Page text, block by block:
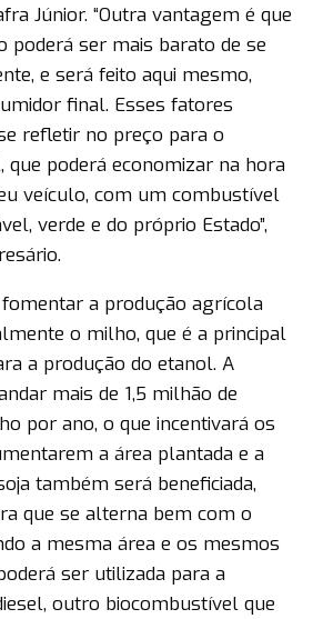
Júnior. “Outra vantagem é que
poderá ser mais barato de se
e será feito aqui mesmo,
final. Esses fatores
refletir no preço para o
poderá economizar na hora
veículo, com um combustível
verde e do próprio Estado”,
a produção agrícola
o milho, que é a principal
a produção do etanol. A
mais de 1,5 milhão de
por ano, o que incentivará os
a área plantada e a
também será beneficiada,
que se alterna bem com o
a mesma área e os mesmos
ser utilizada para a
outro biocombustível que